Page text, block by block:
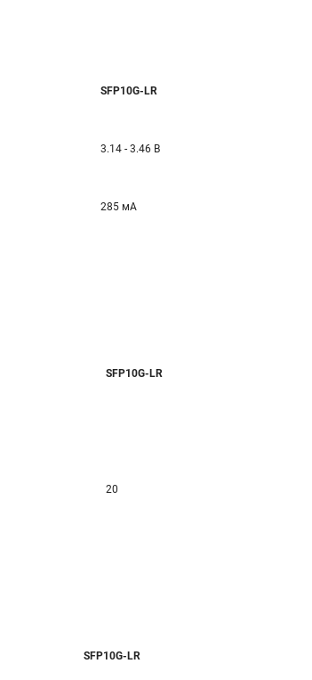
SFP10G-LR
3.14 - 3.46 В
285 мА
SFP10G-LR
20
SFP10G-LR